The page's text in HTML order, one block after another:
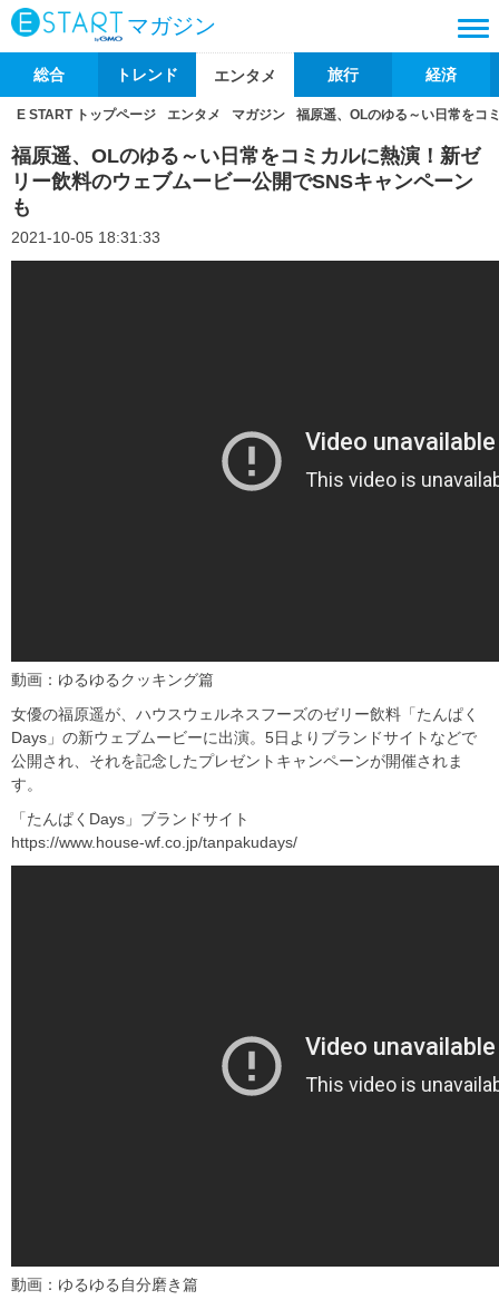
マガジン
総合 トレンド エンタメ 旅行 経済
E START トップページ エンタメ マガジン 福原遥、OLのゆる～い日常をコ
福原遥、OLのゆる～い日常をコミカルに熱演！新ゼ
リー飲料のウェブムービー公開でSNSキャンペーン
も
2021-10-05 18:31:33
動画：ゆるゆるクッキング篇
女優の福原遥が、ハウスウェルネスフーズのゼリー飲料「たんぱく
Days」の新ウェブムービーに出演。5日よりブランドサイトなどで
公開され、それを記念したプレゼントキャンペーンが開催されま
す。
「たんぱくDays」ブランドサイト
https://www.house-wf.co.jp/tanpakudays/
動画：ゆるゆる自分磨き篇